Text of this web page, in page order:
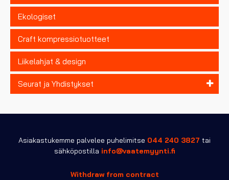
Ekologiset
Craft kompressiotuotteet
Liikelahjat & design
Seurat ja Yhdistykset
Asiakastukemme palvelee puhelimitse 044 240 3827 tai
sähköpostilla info@vaatemyynti.fi
Withdraw from contract